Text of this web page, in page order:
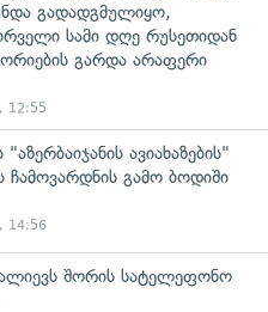
გადადგმულიყო,
სამი დღე რუსეთიდან
გარდა არაფერი
12:55
ავიახაზების"
ჩამოვარდნის გამო ბოდიში
14:56
ალიევს შორის სატელეფონო